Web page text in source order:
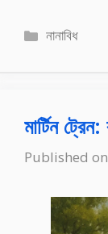
Categories
নানাবিধ
মার্টিন
Published